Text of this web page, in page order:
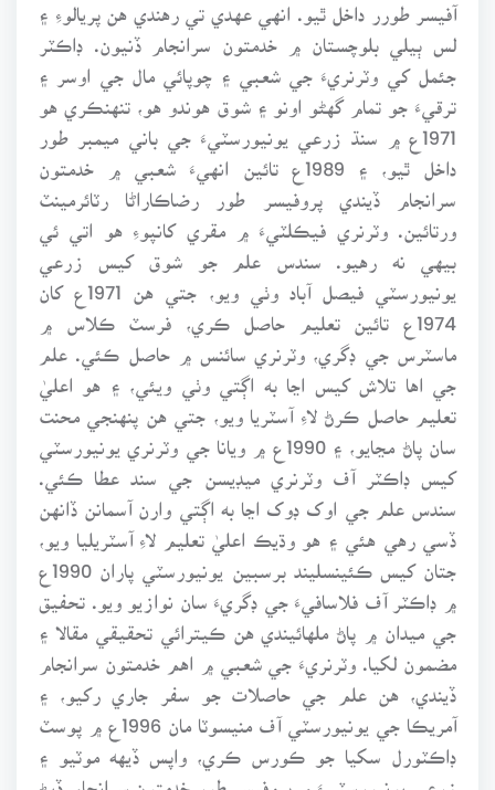
آفيسر طورر داخل ٿيو. انهي عهدي تي رهندي هن پريالوءِ ۽
لس ٻيلي بلوچستان ۾ خدمتون سرانجام ڏنيون. ڊاڪٽر
جئمل کي وٽرنريءَ جي شعبي ۽ چوپائي مال جي اوسر ۽
ترقيءَ جو تمام گهڻو اونو ۽ شوق هوندو هو، تنهنڪري هو
1971ع ۾ سنڌ زرعي يونيورسٽيءَ جي باني ميمبر طور
داخل ٿيو، ۽ 1989ع تائين انهيءَ شعبي ۾ خدمتون
سرانجام ڏيندي پروفيسر طور رضاڪاراڻا رٽائرمينٽ
ورتائين. وٽرنري فيڪلٽيءَ ۾ مقري کانپوءِ هو اتي ئي
بيهي نه رهيو. سندس علم جو شوق کيس زرعي
يونيورسٽي فيصل آباد وٺي ويو، جتي هن 1971ع کان
1974ع تائين تعليم حاصل ڪري، فرسٽ ڪلاس ۾
ماسٽرس جي ڊگري، وٽرنري سائنس ۾ حاصل ڪئي. علم
جي اها تلاش کيس اڃا به اڳتي وٺي ويئي، ۽ هو اعليٰ
تعليم حاصل ڪرڻ لاءِ آسٽريا ويو، جتي هن پنهنجي محنت
سان پاڻ مڃايو، ۽ 1990ع ۾ ويانا جي وٽرنري يونيورسٽي
کيس ڊاڪٽر آف وٽرنري ميڊيسن جي سند عطا ڪئي.
سندس علم جي اوک ڊوک اڃا به اڳتي وارن آسمانن ڏانهن
ڏسي رهي هئي ۽ هو وڌيڪ اعليٰ تعليم لاءِ آسٽريليا ويو،
۾ ڊاڪٽر آف فلاسافيءَ جي ڊگريءَ سان نوازيو ويو. تحفيق
جي ميدان ۾ پاڻ ملهائيندي هن ڪيترائي تحقيقي مقالا ۽
مضمون لکيا. وٽرنريءَ جي شعبي ۾ اهم خدمتون سرانجام
ڏيندي، هن علم جي حاصلات جو سفر جاري رکيو، ۽
ڊاڪٽورل سکيا جو ڪورس ڪري، واپس ڏيهه موٽيو ۽
زرعي يونيورسٽيءَ ۾ پروفيسر طور خدمتون سرانجام ڏيڻ